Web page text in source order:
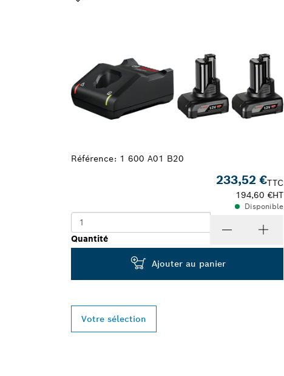
Référence: 1 600 A01 B20
233,52 €TTC
194,60 €HT
Disponible
Quantité
Ajouter au panier
Votre sélection